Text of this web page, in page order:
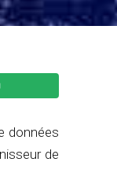
données
de